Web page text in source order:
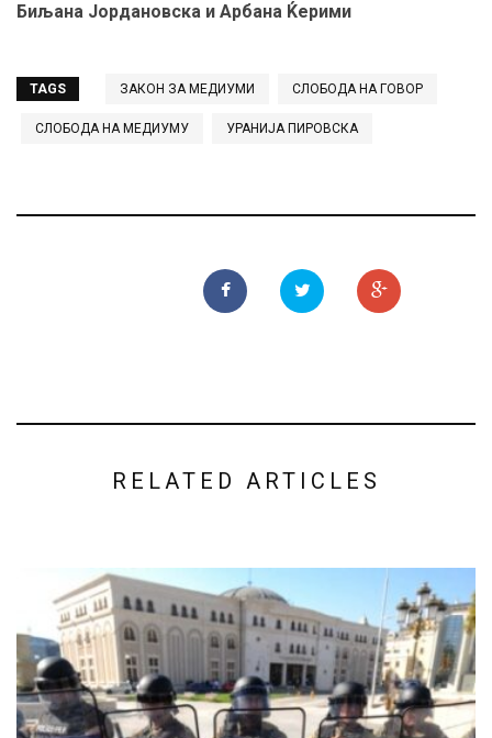
Биљана Јордановска и Арбана Ќерими
TAGS ЗАКОН ЗА МЕДИУМИ СЛОБОДА НА ГОВОР
СЛОБОДА НА МЕДИУМУ УРАНИЈА ПИРОВСКА
RELATED ARTICLES